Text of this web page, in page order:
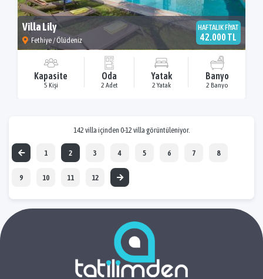
Villa Lily
Fethiye / Ölüdeniz
HAFTALIK FİYAT
42.000 TL
Kapasite
5 Kişi
Oda
2 Adet
Yatak
2 Yatak
Banyo
2 Banyo
142 villa içinden 0-12 villa görüntüleniyor.
1 2 3 4 5 6 7 8
9 10 11 12